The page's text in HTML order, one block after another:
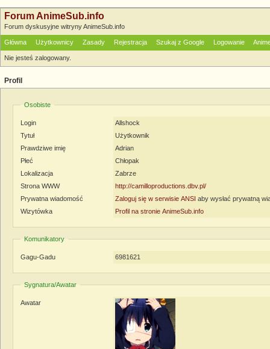
Forum AnimeSub.info
Forum dyskusyjne witryny AnimeSub.info
Główna Użytkownicy Zasady Rejestracja Szukaj z Google Logowanie
Nie jesteś zalogowany.
Profil
Osobiste
Login
Allshock
Tytuł
Użytkownik
Prawdziwe imię
Adrian
Płeć
Chłopak
Lokalizacja
Zabrze
Strona WWW
http://camilloproductions.dbv.pl/
Prywatna wiadomość
Zaloguj się w serwisie ANSI aby wysłać prywatną
Wizytówka
Profil na stronie AnimeSub.info
Komunikatory
Gagu-Gadu 6981621
Sygnatura/Awatar
Awatar